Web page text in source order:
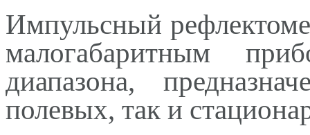
Импульсный
малогабаритным
диапазона,
полевых, так и